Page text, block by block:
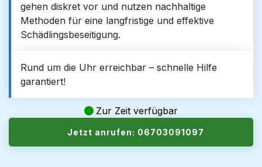
gehen diskret vor und nutzen nachhaltige
Methoden für eine langfristige und effektive
Schädlingsbeseitigung.
Rund um die Uhr erreichbar – schnelle Hilfe
garantiert!
Zur Zeit verfügbar
Jetzt anrufen: 06703091097